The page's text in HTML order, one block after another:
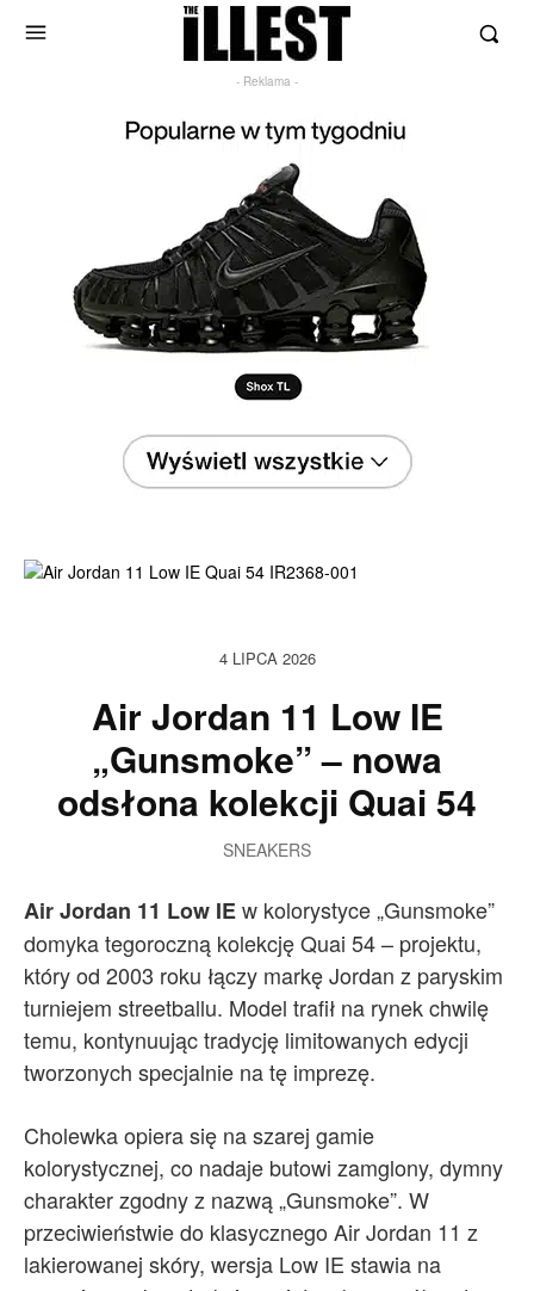
- Reklama -
4 LIPCA 2026
Air Jordan 11 Low IE
„Gunsmoke” – nowa
odsłona kolekcji Quai 54
SNEAKERS
Air Jordan 11 Low IEw kolorystyce „Gunsmoke”
domyka tegoroczną kolekcję Quai 54 – projektu,
który od 2003 roku łączy markę Jordan z paryskim
turniejem streetballu. Model trafił na rynek chwilę
temu, kontynuując tradycję limitowanych edycji
tworzonych specjalnie na tę imprezę.
Cholewka opiera się na szarej gamie
kolorystycznej, co nadaje butowi zamglony, dymny
charakter zgodny z nazwą „Gunsmoke”. W
przeciwieństwie do klasycznego Air Jordan 11 z
lakierowanej skóry, wersja Low IE stawia na